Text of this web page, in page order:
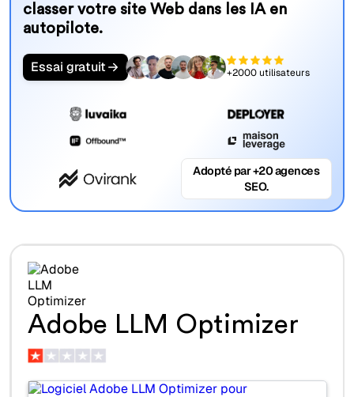
classer votre site Web dans les IA en
autopilote.
Essai gratuit +2000 utilisateurs
Adopté par +20 agences
SEO.
Adobe LLM Optimizer